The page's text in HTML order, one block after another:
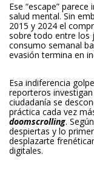
Ese “escape”
salud mental. Sin
2015 y 2024 el
sobre todo entre los
consumo semanal
evasión termina en
Esa indiferencia
reporteros
ciudadanía se
práctica cada vez
doomscrolling.
despiertas y lo
desplazarte
digitales.